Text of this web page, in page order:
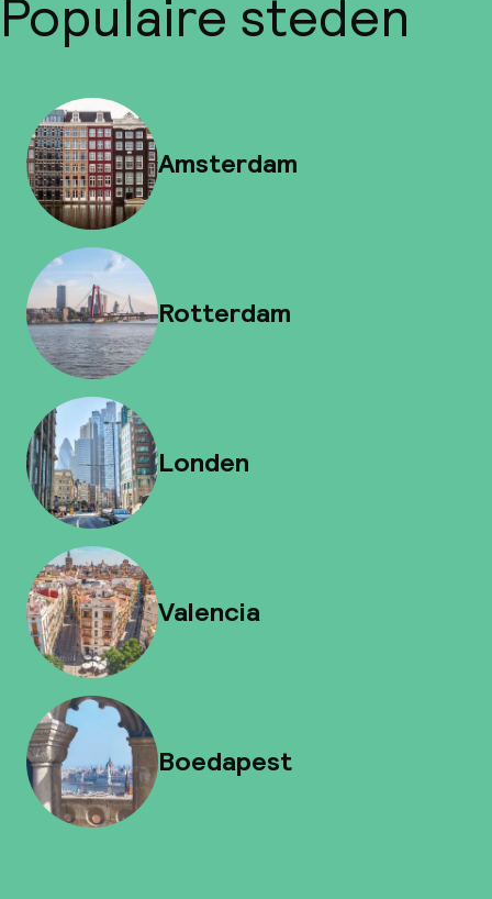
Populaire steden
Amsterdam
Rotterdam
Londen
Valencia
Boedapest